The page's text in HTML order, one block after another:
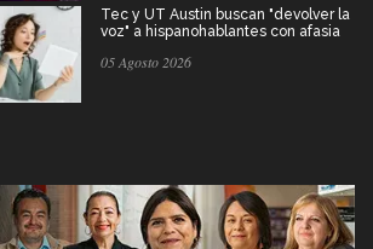
Tec y UT Austin buscan "devolver la
voz" a hispanohablantes con afasia
05 Agosto 2026